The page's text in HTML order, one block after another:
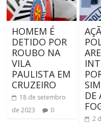
HOMEM É
DETIDO POR
ROUBO NA
VILA
PAULISTA EM
CRUZEIRO
18 de setembro
de 2023
0
DE
2